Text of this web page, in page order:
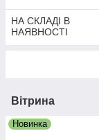
НА СКЛАДІ В
НАЯВНОСТІ
Вітрина
Новинка